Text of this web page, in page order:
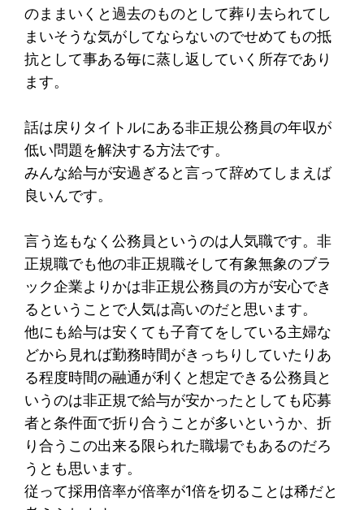
のままいくと過去のものとして葬り去られてし
まいそうな気がしてならないのでせめてもの抵
抗として事ある毎に蒸し返していく所存であり
ます。
話は戻りタイトルにある非正規公務員の年収が
低い問題を解決する方法です。
みんな給与が安過ぎると言って辞めてしまえば
良いんです。
言う迄もなく公務員というのは人気職です。非
正規職でも他の非正規職そして有象無象のブラ
ック企業よりかは非正規公務員の方が安心でき
るということで人気は高いのだと思います。
他にも給与は安くても子育てをしている主婦な
どから見れば勤務時間がきっちりしていたりあ
る程度時間の融通が利くと想定できる公務員と
いうのは非正規で給与が安かったとしても応募
者と条件面で折り合うことが多いというか、折
り合うこの出来る限られた職場でもあるのだろ
うとも思います。
従って採用倍率が倍率が1倍を切ることは稀だと